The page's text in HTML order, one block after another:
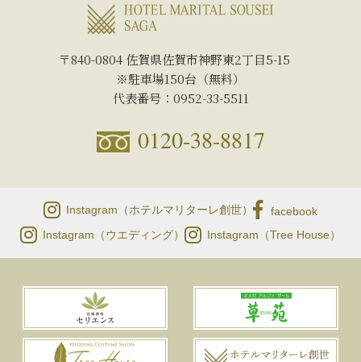
〒840-0804 佐賀県佐賀市神野東2丁目5-15
※駐車場150台（無料）
代表番号：0952-33-5511
0120-38-8817
Instagram（ホテルマリターレ創世）
facebook
Instagram（ウエディング）
Instagram（Tree House）